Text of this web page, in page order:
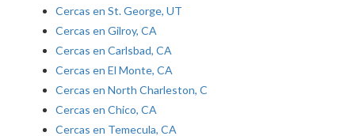
Cercas en St. George, UT
Cercas en Gilroy, CA
Cercas en Carlsbad, CA
Cercas en El Monte, CA
Cercas en North Charleston, C
Cercas en Chico, CA
Cercas en Temecula, CA